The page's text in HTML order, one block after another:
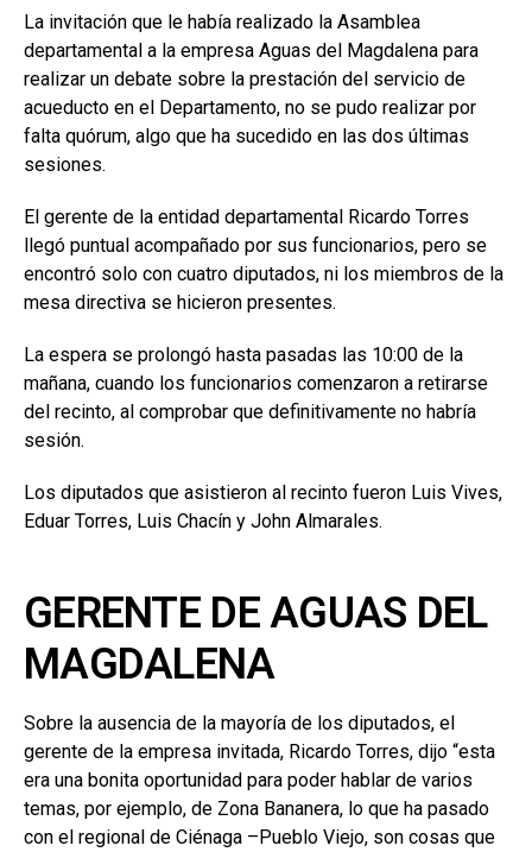
La invitación que le había realizado la Asamblea
departamental a la empresa Aguas del Magdalena para
realizar un debate sobre la prestación del servicio de
acueducto en el Departamento, no se pudo realizar por
falta quórum, algo que ha sucedido en las dos últimas
sesiones.
El gerente de la entidad departamental Ricardo Torres
llegó puntual acompañado por sus funcionarios, pero se
encontró solo con cuatro diputados, ni los miembros de la
mesa directiva se hicieron presentes.
La espera se prolongó hasta pasadas las 10:00 de la
mañana, cuando los funcionarios comenzaron a retirarse
del recinto, al comprobar que definitivamente no habría
sesión.
Los diputados que asistieron al recinto fueron Luis Vives,
Eduar Torres, Luis Chacín y John Almarales.
GERENTE DE AGUAS DEL
MAGDALENA
Sobre la ausencia de la mayoría de los diputados, el
gerente de la empresa invitada, Ricardo Torres, dijo “esta
era una bonita oportunidad para poder hablar de varios
temas, por ejemplo, de Zona Bananera, lo que ha pasado
con el regional de Ciénaga –Pueblo Viejo, son cosas que